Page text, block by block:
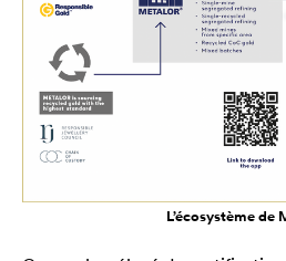
L’écosystème de